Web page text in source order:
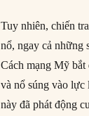
Tuy nhiên, chiến
nổ, ngay cả những
Cách mạng Mỹ
và nổ súng vào lực
này đã phát động